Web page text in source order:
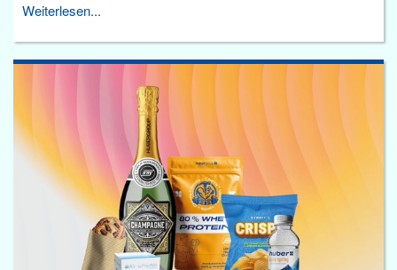
Weiterlesen...